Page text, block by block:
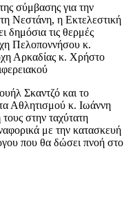
σύμβασης για την
Νεστάνη, η Εκτελεστική
δημόσια τις θερμές
Πελοποννήσου κ.
Αρκαδίας κ. Χρήστο
Σκαντζό και το
Αθλητισμού κ. Ιωάννη
στην ταχύτατη
με την κατασκευή
που θα δώσει πνοή στο